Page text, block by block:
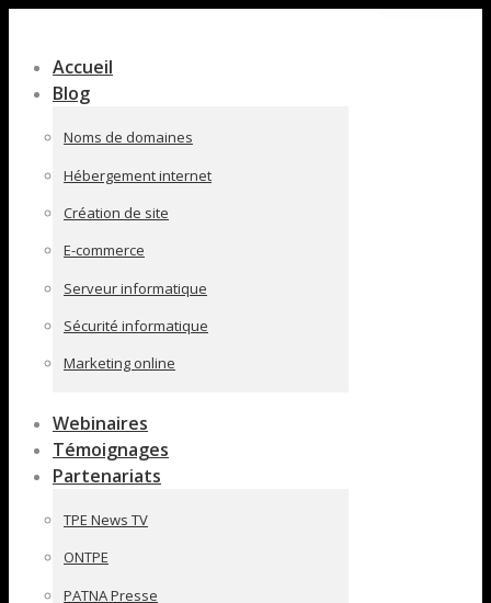
pleine
largeur
Accueil
Blog
Noms de domaines
Hébergement internet
Création de site
E-commerce
Serveur informatique
Sécurité informatique
Marketing online
Webinaires
Témoignages
Partenariats
TPE News TV
ONTPE
PATNA Presse